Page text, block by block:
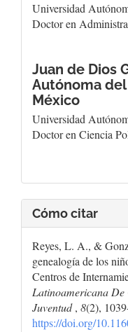
Universidad
Doctor en
Juan de Dios
Autónoma
México
Universidad
Doctor en Ciencia
Cómo citar
Reyes, L. A., &
genealogía de los
Centros de
Latinoamericana De
Juventud, 8(2),
https://doi.org/